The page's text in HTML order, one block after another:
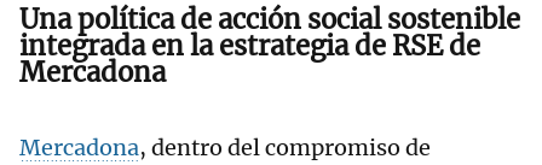
Una política de acción social sostenible
integrada en la estrategia de RSE de
Mercadona
Mercadona, dentro del compromiso de